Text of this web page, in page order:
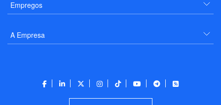
Empregos
A Empresa